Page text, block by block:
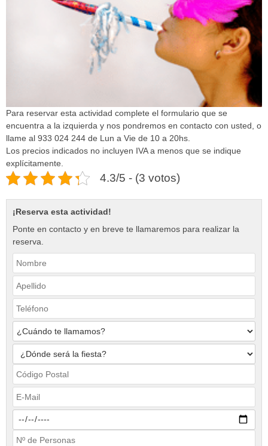
¡Reserva esta actividad!
Ponte en contacto y en breve te llamaremos para realizar la
reserva.
Para reservar esta actividad complete el formulario que se
encuentra a la izquierda y nos pondremos en contacto con usted, o
llame al 933 024 244 de Lun a Vie de 10 a 20hs.
Los precios indicados no incluyen IVA a menos que se indique
explícitamente.
4.3/5 - (3 votos)